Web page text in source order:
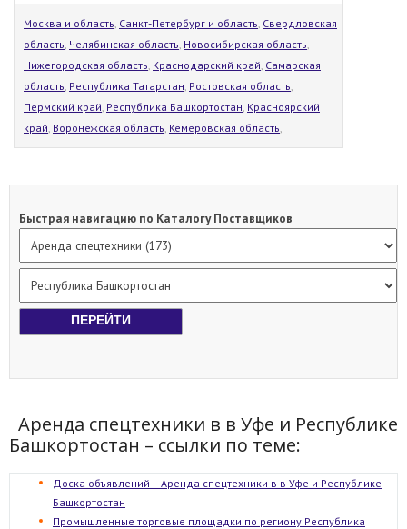
Москва и область, Санкт-Петербург и область, Свердловская
область, Челябинская область, Новосибирская область,
Нижегородская область, Краснодарский край, Самарская
область, Республика Татарстан, Ростовская область,
Пермский край, Республика Башкортостан, Красноярский
край, Воронежская область, Кемеровская область,
Быстрая навигацию по Каталогу Поставщиков
Аренда спецтехники в в Уфе и Республике
Башкортостан – ссылки по теме:
Доска объявлений – Аренда спецтехники в в Уфе и Республике
Башкортостан
Промышленные торговые площадки по региону Республика